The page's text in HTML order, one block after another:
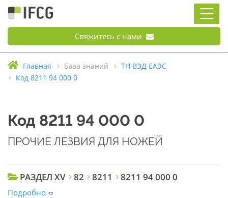
Свяжитесь с нами
Главная База знаний
ТН ВЭД ЕАЭС
Код 8211 94 000 0
Код 8211 94 000 0
ПРОЧИЕ ЛЕЗВИЯ ДЛЯ НОЖЕЙ
РАЗДЕЛ XV 82 8211 8211 94 000 0
Подробно